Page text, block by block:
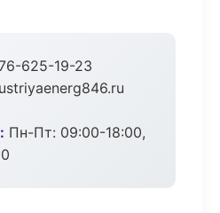
625-19-23
Пн-Пт: 09:00-18:00,